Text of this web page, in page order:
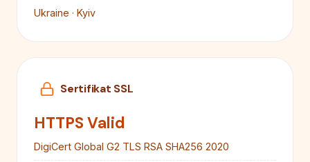
Ukraine · Kyiv
Sertifikat SSL
HTTPS Valid
DigiCert Global G2 TLS RSA SHA256 2020